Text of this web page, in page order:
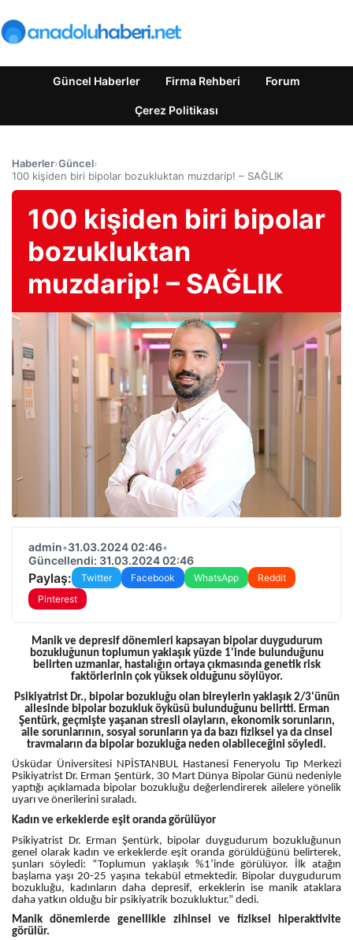
Güncel Haberler Firma Rehberi Forum
Çerez Politikası
Haberler›Güncel›
100 kişiden biri bipolar bozukluktan muzdarip! – SAĞLIK
100 kişiden biri bipolar
bozukluktan
muzdarip! – SAĞLIK
admin•31.03.2024 02:46•
Güncellendi: 31.03.2024 02:46
Paylaş: Twitter Facebook WhatsApp
Reddit
Pinterest
Manik ve depresif dönemleri kapsayan bipolar duygudurum
bozukluğunun toplumun yaklaşık yüzde 1'inde bulunduğunu
belirten uzmanlar, hastalığın ortaya çıkmasında genetik risk
faktörlerinin çok yüksek olduğunu söylüyor.
Psikiyatrist Dr., bipolar bozukluğu olan bireylerin yaklaşık 2/3'ünün
ailesinde bipolar bozukluk öyküsü bulunduğunu belirtti. Erman
Şentürk, geçmişte yaşanan stresli olayların, ekonomik sorunların,
aile sorunlarının, sosyal sorunların ya da bazı fiziksel ya da cinsel
travmaların da bipolar bozukluğa neden olabileceğini söyledi.
Üsküdar Üniversitesi NPİSTANBUL Hastanesi Feneryolu Tıp Merkezi
Psikiyatrist Dr. Erman Şentürk, 30 Mart Dünya Bipolar Günü nedeniyle
yaptığı açıklamada bipolar bozukluğu değerlendirerek ailelere yönelik
uyarı ve önerilerini sıraladı.
Kadın ve erkeklerde eşit oranda görülüyor
Psikiyatrist Dr. Erman Şentürk, bipolar duygudurum bozukluğunun
genel olarak kadın ve erkeklerde eşit oranda görüldüğünü belirterek,
şunları söyledi: “Toplumun yaklaşık %1’inde görülüyor. İlk atağın
başlama yaşı 20-25 yaşına tekabül etmektedir. Bipolar duygudurum
bozukluğu, kadınların daha depresif, erkeklerin ise manik ataklara
daha yatkın olduğu bir psikiyatrik bozukluktur.” dedi.
Manik dönemlerde genellikle zihinsel ve fiziksel hiperaktivite
görülür.